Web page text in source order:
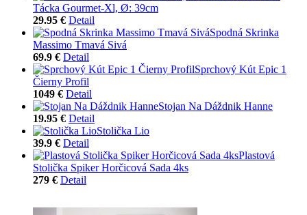
Tácka Gourmet-Xl, Ø: 39cm
29.95 € Detail
Spodná Skrinka
Massimo Tmavá Sivá
69.9 € Detail
Sprchový Kút Epic 1
Čierny Profil
1049 € Detail
Stojan Na Dáždnik Hanne
19.95 € Detail
Stolička Lio
39.9 € Detail
Plastová
Stolička Spiker Horčicová Sada 4ks
279 € Detail